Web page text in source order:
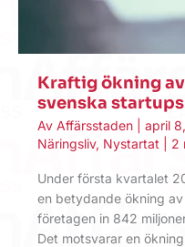
Kraftig ökning
svenska startups
Av Affärsstaden april
Näringsliv, Nystartat 2
Under första kvartalet
en betydande ökning
företagen in 842
Det motsvarar en